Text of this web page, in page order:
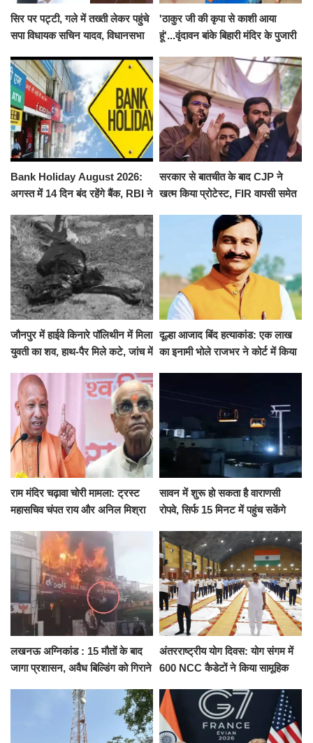
सिर पर पट्टी, गले में तख्ती लेकर पहुंचे
सपा विधायक सचिन यादव, विधानसभा
निलंबित
'ठाकुर जी की कृपा से काशी आया
हूं'...वृंदावन बांके बिहारी मंदिर के पुजारी
जलाभिषेक
Bank Holiday August 2026:
अगस्त में 14 दिन बंद रहेंगे बैंक, RBI ने
सरकार से बातचीत के बाद CJP ने
खत्म किया प्रोटेस्ट, FIR वापसी समेत
जौनपुर में हाईवे किनारे पॉलिथीन में मिला
युवती का शव, हाथ-पैर मिले कटे, जांच में
दूल्हा आजाद बिंद हत्याकांड: एक लाख
का इनामी भोले राजभर ने कोर्ट में किया
राम मंदिर चढ़ावा चोरी मामला: ट्रस्ट
महासचिव चंपत राय और अनिल मिश्रा
को नहीं...
सावन में शुरू हो सकता है वाराणसी
रोपवे, सिर्फ 15 मिनट में पहुंच सकेंगे
किराया
लखनऊ अग्निकांड : 15 मौतों के बाद
जागा प्रशासन, अवैध बिल्डिंग को गिराने
अंतरराष्ट्रीय योग दिवस: योग संगम में
600 NCC कैडेटों ने किया सामूहिक
संकल्प